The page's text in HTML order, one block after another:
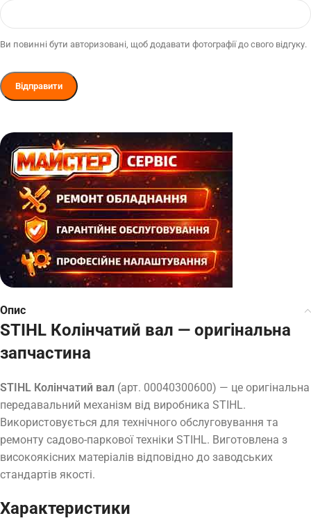
Ви повинні бути авторизовані, щоб додавати фотографії до свого відгуку.
Опис
STIHL Колінчатий вал — оригінальна
запчастина
STIHL Колінчатий вал (арт. 00040300600) — це оригінальна
передавальний механізм від виробника STIHL.
Використовується для технічного обслуговування та
ремонту садово-паркової техніки STIHL. Виготовлена з
високоякісних матеріалів відповідно до заводських
стандартів якості.
Характеристики